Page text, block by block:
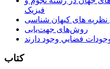
فیزیک
نظریه های کیهان شناسی
روش‌های جهت‌یابی
کتاب